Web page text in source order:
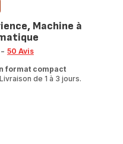
Machine à
- 50 Avis
format compact
de 1 à 3 jours.